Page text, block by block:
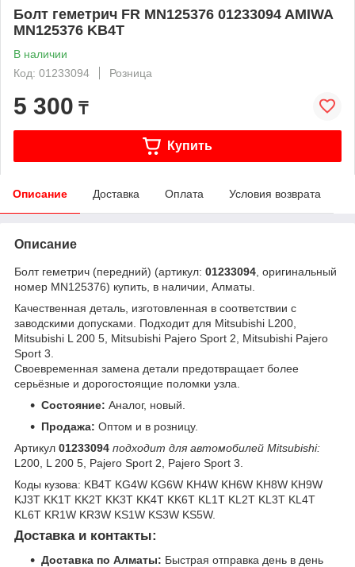
Болт геметрич FR MN125376 01233094 AMIWA
MN125376 KB4T
В наличии
Код: 01233094
Розница
5 300 ₸
Купить
Описание Доставка Оплата Условия возврата
Описание
Болт геметрич (передний) (артикул: 01233094 , оригинальный
номер MN125376) купить, в наличии, Алматы.
Качественная деталь, изготовленная в соответствии с
заводскими допусками. Подходит для Mitsubishi L200,
Mitsubishi L 200 5, Mitsubishi Pajero Sport 2, Mitsubishi Pajero
Sport 3.
Своевременная замена детали предотвращает более
серьёзные и дорогостоящие поломки узла.
Состояние: Аналог, новый.
Продажа: Оптом и в розницу.
Артикул 01233094 подходит для автомобилей Mitsubishi:
L200, L 200 5, Pajero Sport 2, Pajero Sport 3.
Коды кузова: KB4T KG4W KG6W KH4W KH6W KH8W KH9W
KJ3T KK1T KK2T KK3T KK4T KK6T KL1T KL2T KL3T KL4T
KL6T KR1W KR3W KS1W KS3W KS5W.
Доставка и контакты:
Доставка по Алматы: Быстрая отправка день в день